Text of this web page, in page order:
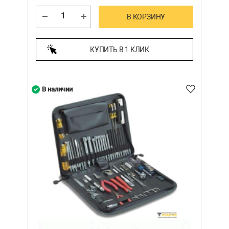
В КОРЗИНУ
КУПИТЬ В 1 КЛИК
В наличии